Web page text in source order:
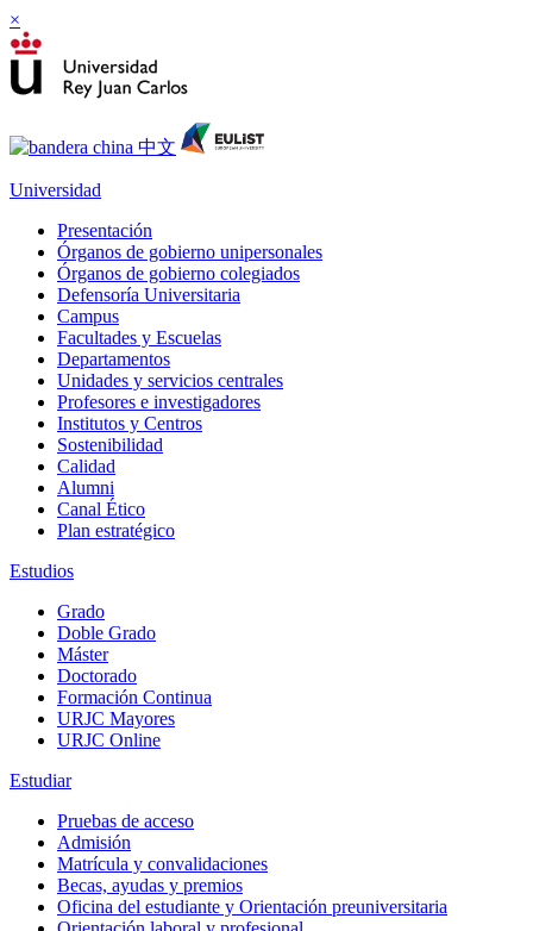
×
Universidad
Presentación
Órganos de gobierno unipersonales
Órganos de gobierno colegiados
Defensoría Universitaria
Campus
Facultades y Escuelas
Departamentos
Unidades y servicios centrales
Profesores e investigadores
Institutos y Centros
Sostenibilidad
Calidad
Alumni
Canal Ético
Plan estratégico
Estudios
Grado
Doble Grado
Máster
Doctorado
Formación Continua
URJC Mayores
URJC Online
Estudiar
Pruebas de acceso
Admisión
Matrícula y convalidaciones
Becas, ayudas y premios
Oficina del estudiante y Orientación preuniversitaria